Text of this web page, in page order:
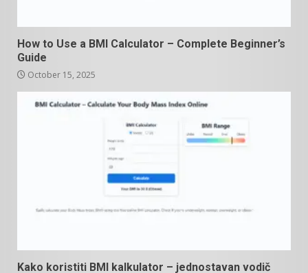
How to Use a BMI Calculator – Complete Beginner’s
Guide
October 15, 2025
Kako koristiti BMI kalkulator – jednostavan vodič